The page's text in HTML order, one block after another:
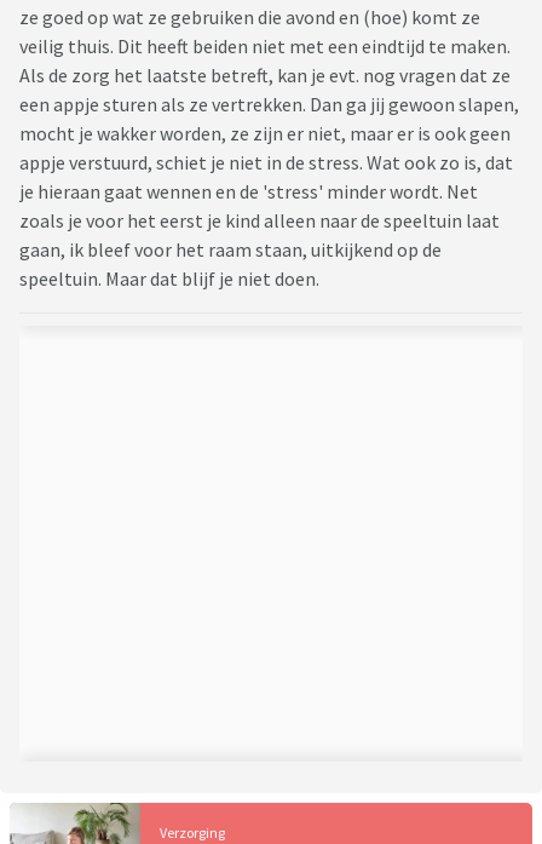
ze goed op wat ze gebruiken die avond en (hoe) komt ze
veilig thuis. Dit heeft beiden niet met een eindtijd te maken.
Als de zorg het laatste betreft, kan je evt. nog vragen dat ze
een appje sturen als ze vertrekken. Dan ga jij gewoon slapen,
mocht je wakker worden, ze zijn er niet, maar er is ook geen
appje verstuurd, schiet je niet in de stress. Wat ook zo is, dat
je hieraan gaat wennen en de 'stress' minder wordt. Net
zoals je voor het eerst je kind alleen naar de speeltuin laat
gaan, ik bleef voor het raam staan, uitkijkend op de
speeltuin. Maar dat blijf je niet doen.
Verzorging